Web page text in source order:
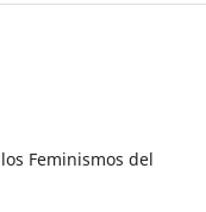
Feminismos del